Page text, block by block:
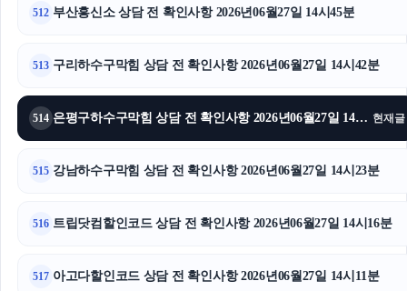
512 부산흥신소 상담 전 확인사항 2026년06월27일 14시45분
513 구리하수구막힘 상담 전 확인사항 2026년06월27일 14시42분
514 은평구하수구막힘 상담 전 확인사항 2026년06월27일 14시30분 현재글
515 강남하수구막힘 상담 전 확인사항 2026년06월27일 14시23분
516 트립닷컴할인코드 상담 전 확인사항 2026년06월27일 14시16분
517 아고다할인코드 상담 전 확인사항 2026년06월27일 14시11분